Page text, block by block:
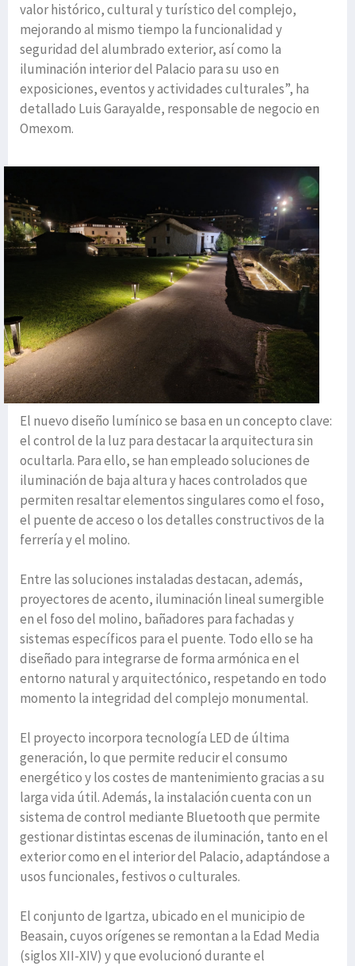
valor histórico, cultural y turístico del complejo,
mejorando al mismo tiempo la funcionalidad y
seguridad del alumbrado exterior, así como la
iluminación interior del Palacio para su uso en
exposiciones, eventos y actividades culturales”, ha
detallado Luis Garayalde, responsable de negocio en
Omexom.
El nuevo diseño lumínico se basa en un concepto clave:
el control de la luz para destacar la arquitectura sin
ocultarla. Para ello, se han empleado soluciones de
iluminación de baja altura y haces controlados que
permiten resaltar elementos singulares como el foso,
el puente de acceso o los detalles constructivos de la
ferrería y el molino.
Entre las soluciones instaladas destacan, además,
proyectores de acento, iluminación lineal sumergible
en el foso del molino, bañadores para fachadas y
sistemas específicos para el puente. Todo ello se ha
diseñado para integrarse de forma armónica en el
entorno natural y arquitectónico, respetando en todo
momento la integridad del complejo monumental.
El proyecto incorpora tecnología LED de última
generación, lo que permite reducir el consumo
energético y los costes de mantenimiento gracias a su
larga vida útil. Además, la instalación cuenta con un
sistema de control mediante Bluetooth que permite
gestionar distintas escenas de iluminación, tanto en el
exterior como en el interior del Palacio, adaptándose a
usos funcionales, festivos o culturales.
El conjunto de Igartza, ubicado en el municipio de
Beasain, cuyos orígenes se remontan a la Edad Media
(siglos XII-XIV) y que evolucionó durante el